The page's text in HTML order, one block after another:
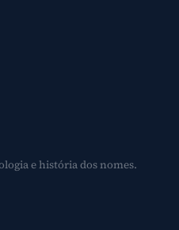
e história dos nomes.